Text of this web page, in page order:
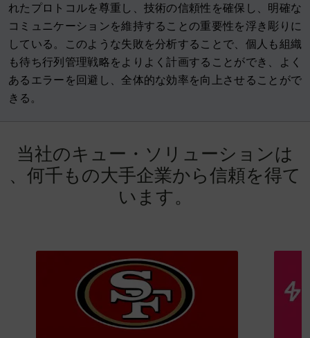
れたプロトコルを尊重し、技術の信頼性を確保し、明確な
コミュニケーションを維持することの重要性を浮き彫りに
している。このような失敗を分析することで、個人も組織
も待ち行列管理戦略をよりよく計画することができ、よく
あるエラーを回避し、全体的な効率を向上させることがで
きる。
当社のキ ュ ー ・ ソ リ ュ ーシ ョ ンは
、 何千もの大手企業から信頼を得て
い ま す。